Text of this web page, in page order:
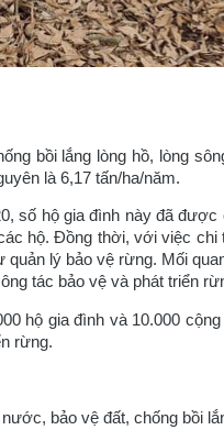
bồi lắng lòng hồ, lòng
là 6,17 tấn/ha/năm.
số hộ gia đình này đã
hộ. Đồng thời, với việc chi
lý bảo vệ rừng. Mối
tác bảo vệ và phát triển
hộ gia đình và 10.000
rừng.
bảo vệ đất, chống bồi